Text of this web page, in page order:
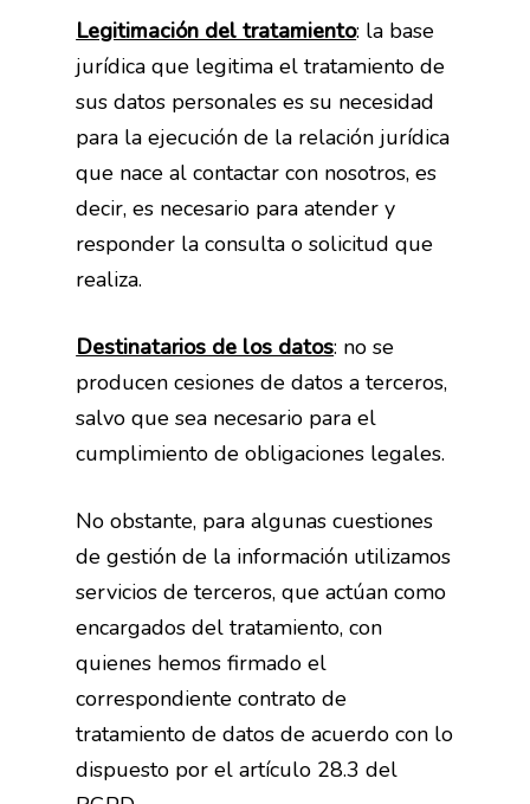
Legitimación del tratamiento: la base
jurídica que legitima el tratamiento de
sus datos personales es su necesidad
para la ejecución de la relación jurídica
que nace al contactar con nosotros, es
decir, es necesario para atender y
responder la consulta o solicitud que
realiza.
Destinatarios de los datos: no se
producen cesiones de datos a terceros,
salvo que sea necesario para el
cumplimiento de obligaciones legales.
No obstante, para algunas cuestiones
de gestión de la información utilizamos
servicios de terceros, que actúan como
encargados del tratamiento, con
quienes hemos firmado el
correspondiente contrato de
tratamiento de datos de acuerdo con lo
dispuesto por el artículo 28.3 del
Fisioterapia
Terapia miofascial